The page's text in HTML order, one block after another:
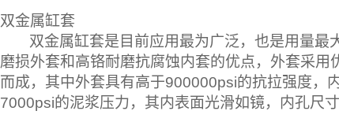
双金属缸套
双金属缸套是目前应用最为广泛，也是用量
磨损外套和高铬耐磨抗腐蚀内套的优点，外套采
而成，其中外套具有高于900000psi的抗拉强度，
7000psi的泥浆压力，其内表面光滑如镜，内孔尺